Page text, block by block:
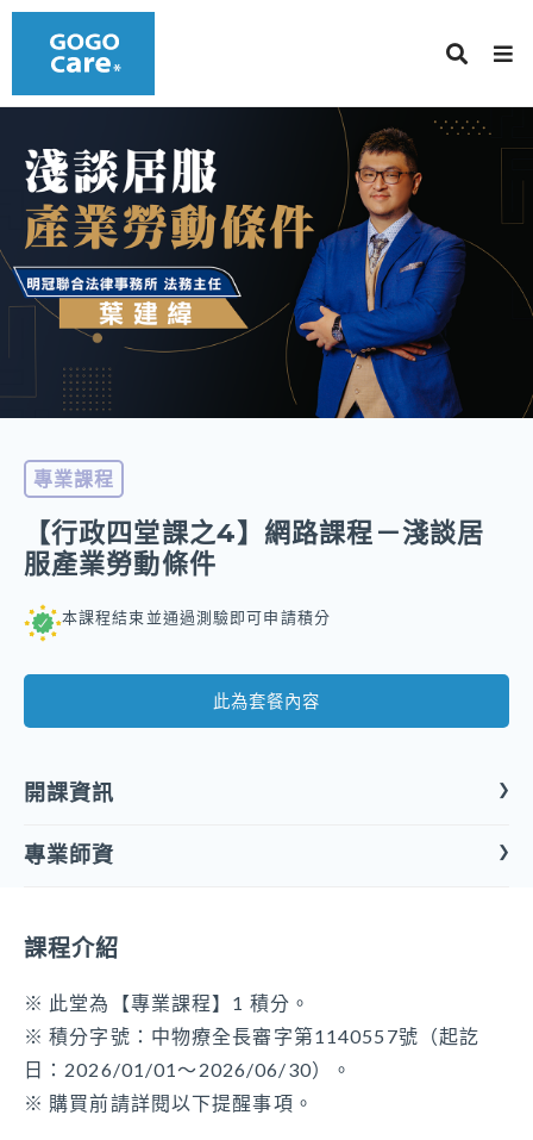
專業課程
【行政四堂課之4】網路課程－淺談居
服產業勞動條件
本課程結束並通過測驗即可申請積分
此為套餐內容
開課資訊
開課屬性
專業課程
開課類別
開課單位
財團法人臺中市私立童庭社會福利慈善事業基金會
專業師資
安馨居家長照機構
課程介紹
※ 此堂為【專業課程】1 積分。
※ 積分字號：中物療全長審字第1140557號（起訖
日：2026/01/01～2026/06/30）。
※ 購買前請詳閱以下提醒事項。